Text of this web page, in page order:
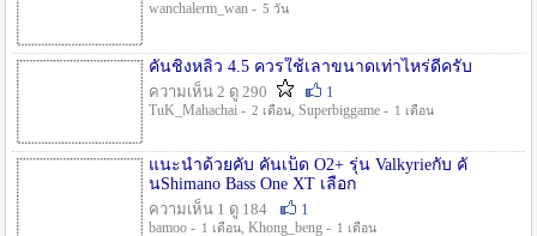
wanchalerm_wan - 5 วัน
คันชิงหลิว 4.5 ควรใช้เลาขนาดเท่าไหร่ดีครับ
ความเห็น 2 ดู 290
1
TuK_Mahachai - 2 เดือน, Superbiggame - 1 เดือน
แนะนำด้วยคับ คันเบ็ด O2+ รุ่น Valkyrieกับ คั
นShimano Bass One XT เลือก
ความเห็น 1 ดู 184
1
bamoo - 1 เดือน, Khong_beng - 1 เดือน